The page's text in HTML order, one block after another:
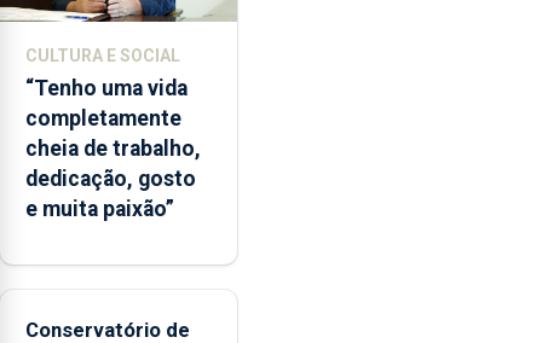
CULTURA E SOCIAL
“Tenho uma vida
completamente
cheia de trabalho,
dedicação, gosto
e muita paixão”
Conservatório de